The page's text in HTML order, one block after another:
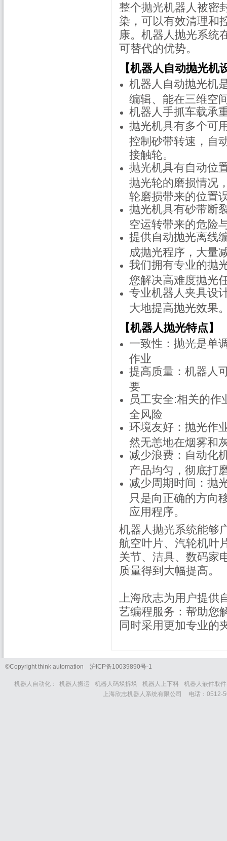
整个抛光机器人被密
染，可以有效清理和
康。机器人抛光系统
可替代的优势。
【机器人自动抛光机
机器人自动抛光机
编辑、能在三维空
机器人手抓车载承
抛光机具有多个可
控制砂带转速，自
接触轮。
抛光机具有自动位
抛光轮的磨损情况
轮磨损带来的位置
抛光机具有砂带断
空运转带来的危险
提供自动抛光离线
成抛光程序，大量
我们拥有专业的抛
您解决高难度抛光
专业机器人夹具设
大地提高抛光效果
【机器人抛光特点】
一致性：抛光是单
作业
提高质量：机器人
要
员工安全:相关的
全风险
环境友好：抛光作
然无恙地在烟雾和
减少浪费：自动化
产品均匀，彻底打
减少周期时间：抛
只是向正确的方向
应用程序。
机器人抛光系统能够
航空叶片、汽轮机叶
关节、洁具、数码家
质量得到大幅提高。
上海欣志为用户提
艺编程服务：帮助您
同时采用更加专业的
©Copyright think automation 沪ICP备10039890号-1
机器人自动化： 机器人搬运 机器人码垛拆垛 机器人上下料
机器人嵌件取件
上海欣志机器人系统有限公司
电话： 0512-